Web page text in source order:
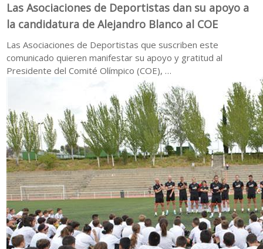
Las Asociaciones de Deportistas dan su apoyo a
la candidatura de Alejandro Blanco al COE
Las Asociaciones de Deportistas que suscriben este
comunicado quieren manifestar su apoyo y gratitud al
Presidente del Comité Olímpico (COE), …